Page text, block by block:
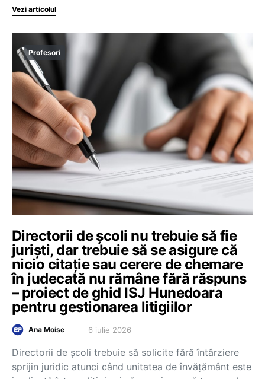
Vezi articolul
Profesori
Directorii de școli nu trebuie să fie
juriști, dar trebuie să se asigure că
nicio citație sau cerere de chemare
în judecată nu rămâne fără răspuns
– proiect de ghid ISJ Hunedoara
pentru gestionarea litigiilor
Ana Moise 6 iulie 2026
Directorii de școli trebuie să solicite fără întârziere
sprijin juridic atunci când unitatea de învățământ este